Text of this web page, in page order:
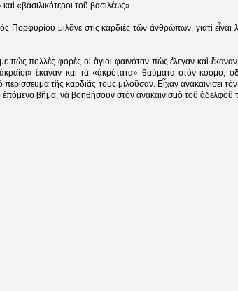
«βασιλικότεροι τοῦ βασιλέως».
Πορφυρίου μιλᾶνε στὶς καρδιὲς τῶν ἀνθρώπων, γιατί
πὼς πολλὲς φορὲς οἱ ἅγιοι φαινόταν πὼς ἔλεγαν καὶ
ἔκαναν καὶ τὰ «ἀκρότατα» θαύματα στὸν κόσμο,
τῆς καρδιᾶς τους μιλοῦσαν. Εἶχαν ἀνακαινίσει
ἑπόμενο βῆμα, νὰ βοηθήσουν στὸν ἀνακαινισμὸ τοῦ ἀδελφοῦ